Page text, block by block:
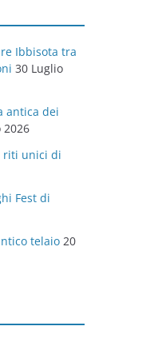
Ibbisota tra
30 Luglio
antica dei
2026
riti unici di
Fest di
telaio 20